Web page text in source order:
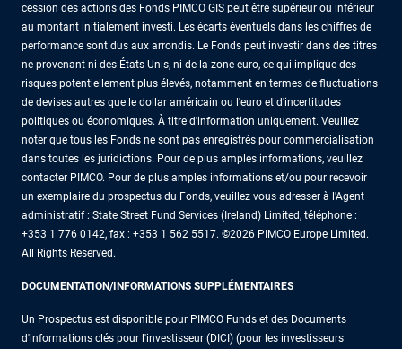
cession des actions des Fonds PIMCO GIS peut être supérieur ou inférieur
au montant initialement investi. Les écarts éventuels dans les chiffres de
performance sont dus aux arrondis. Le Fonds peut investir dans des titres
ne provenant ni des États-Unis, ni de la zone euro, ce qui implique des
risques potentiellement plus élevés, notamment en termes de fluctuations
de devises autres que le dollar américain ou l'euro et d'incertitudes
politiques ou économiques. À titre d'information uniquement. Veuillez
noter que tous les Fonds ne sont pas enregistrés pour commercialisation
dans toutes les juridictions. Pour de plus amples informations, veuillez
contacter PIMCO. Pour de plus amples informations et/ou pour recevoir
un exemplaire du prospectus du Fonds, veuillez vous adresser à l'Agent
administratif : State Street Fund Services (Ireland) Limited, téléphone :
+353 1 776 0142, fax : +353 1 562 5517. ©2026 PIMCO Europe Limited.
All Rights Reserved.
DOCUMENTATION/INFORMATIONS SUPPLÉMENTAIRES
Un Prospectus est disponible pour PIMCO Funds et des Documents
d'informations clés pour l'investisseur (DICI) (pour les investisseurs